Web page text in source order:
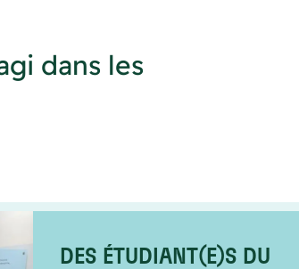
dans les
DES ÉTUDIANT(E)S DU